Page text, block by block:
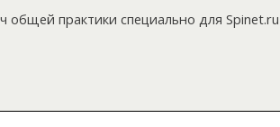
общей практики специально для Spinet.ru